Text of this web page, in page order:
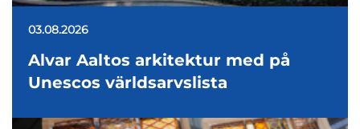
03.08.2026
Alvar Aaltos arkitektur med på
Unescos världsarvslista